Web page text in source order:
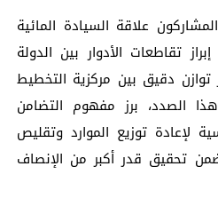
علاقة السيادة المائية
تقاطعات الأدوار بين الدولة
توازن دقيق بين مركزية التخطيط
الصدد، برز مفهوم التضامن
لإعادة توزيع الموارد وتقليص
تحقيق قدر أكبر من الإنصاف